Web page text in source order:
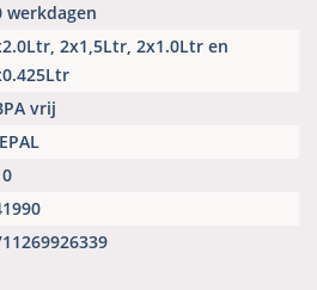
werkdagen
2x1,5Ltr, 2x1.0Ltr en
vrij